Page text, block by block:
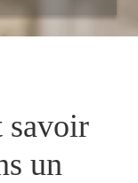
savoir
un